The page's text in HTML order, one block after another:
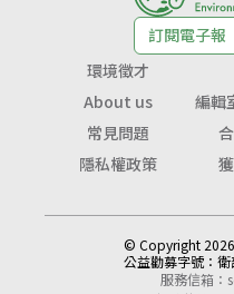
訂閱電子報
環境徵才
About us
編輯
常見問題
隱私權政策
© Copyright
公益勸募字號： 衛
服務信箱：